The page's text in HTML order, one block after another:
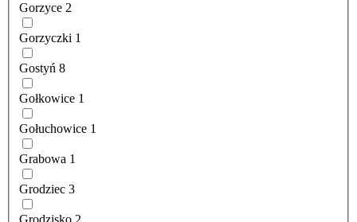
Gorzyce 2
Gorzyczki 1
Gostyń 8
Gołkowice 1
Gołuchowice 1
Grabowa 1
Grodziec 3